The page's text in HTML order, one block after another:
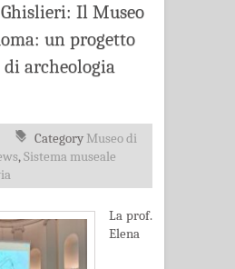
Ghislieri: Il Museo
un progetto
archeologia
Category Museo di
,Sistema museale
La prof.
Elena